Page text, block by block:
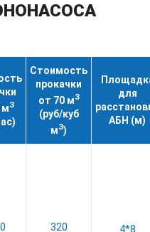
м3
Стоимость
прокачки
от 70 м3
(руб/куб
м3)
для
АБН (м)
320 4*8